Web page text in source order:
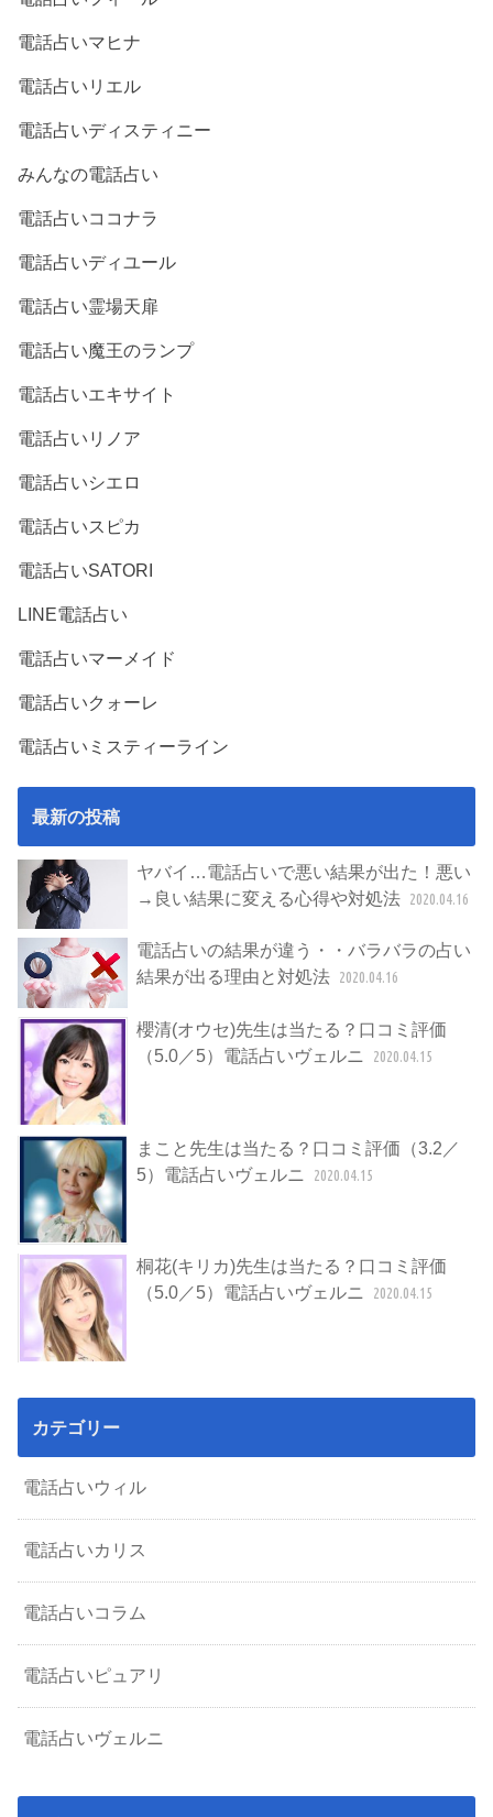
電話占いマヒナ
電話占いリエル
電話占いディスティニー
みんなの電話占い
電話占いココナラ
電話占いディユール
電話占い霊場天扉
電話占い魔王のランプ
電話占いエキサイト
電話占いリノア
電話占いシエロ
電話占いスピカ
電話占いSATORI
LINE電話占い
電話占いマーメイド
電話占いクォーレ
電話占いミスティーライン
最新の投稿
ヤバイ…電話占いで悪い結果が出た！悪い
→良い結果に変える心得や対処法 2020.04.16
電話占いの結果が違う・・バラバラの占い
結果が出る理由と対処法 2020.04.16
櫻清(オウセ)先生は当たる？口コミ評価
（5.0／5）電話占いヴェルニ
2020.04.15
まこと先生は当たる？口コミ評価（3.2／
5）電話占いヴェルニ
2020.04.15
桐花(キリカ)先生は当たる？口コミ評価
（5.0／5）電話占いヴェルニ
2020.04.15
カテゴリー
電話占いウィル
電話占いカリス
電話占いコラム
電話占いピュアリ
電話占いヴェルニ